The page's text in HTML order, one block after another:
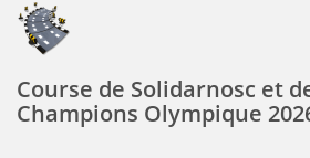
Course de Solidarnosc et
Champions Olympique